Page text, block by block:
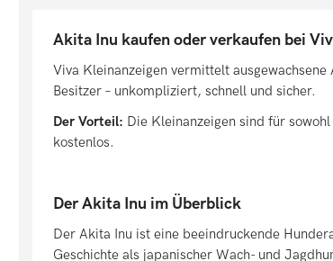
Akita Inu kaufen oder verkaufen bei
Viva Kleinanzeigen vermittelt
Besitzer – unkompliziert, schnell und sicher.
Der Vorteil: Die Kleinanzeigen sind für
kostenlos.
Der Akita Inu im Überblick
Der Akita Inu ist eine beeindruckende
Geschichte als japanischer Wach- und